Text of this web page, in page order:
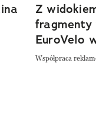
Z
fragmenty
EuroVelo
Współpraca